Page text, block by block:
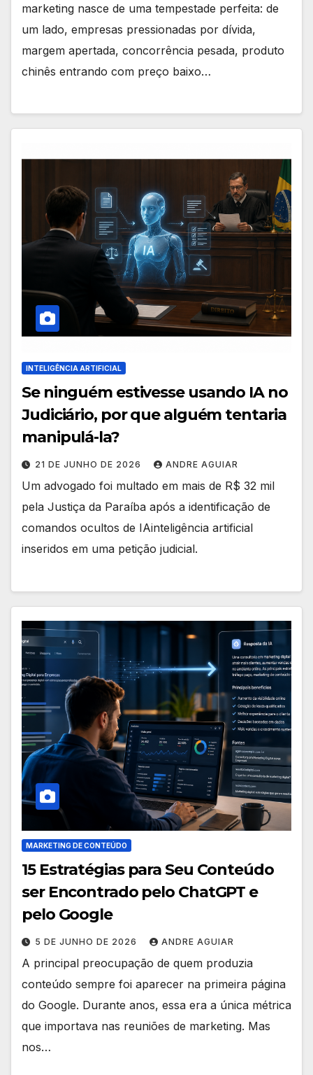
marketing nasce de uma tempestade perfeita: de
um lado, empresas pressionadas por dívida,
margem apertada, concorrência pesada, produto
chinês entrando com preço baixo…
INTELIGÊNCIA ARTIFICIAL
Se ninguém estivesse usando IA no
Judiciário, por que alguém tentaria
manipulá-la?
21 DE JUNHO DE 2026 ANDRE AGUIAR
Um advogado foi multado em mais de R$ 32 mil
pela Justiça da Paraíba após a identificação de
comandos ocultos de IAinteligência artificial
inseridos em uma petição judicial.
MARKETING DE CONTEÚDO
15 Estratégias para Seu Conteúdo
ser Encontrado pelo ChatGPT e
pelo Google
5 DE JUNHO DE 2026 ANDRE AGUIAR
A principal preocupação de quem produzia
conteúdo sempre foi aparecer na primeira página
do Google. Durante anos, essa era a única métrica
que importava nas reuniões de marketing. Mas
nos…